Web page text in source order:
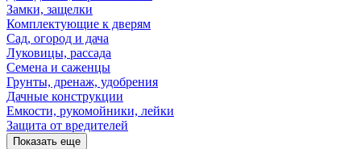
Замки, защелки
Комплектующие к дверям
Сад, огород и дача
Луковицы, рассада
Семена и саженцы
Грунты, дренаж, удобрения
Дачные конструкции
Емкости, рукомойники, лейки
Защита от вредителей
Показать еще